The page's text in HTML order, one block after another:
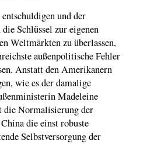
und der
Schlüssel zur eigenen
Weltmärkten zu überlassen,
außenpolitische Fehler
Anstatt den Amerikanern
wie es der damalige
Madeleine
die Normalisierung der
die einst robuste
Selbstversorgung der